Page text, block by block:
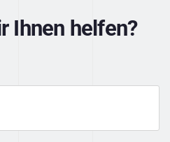
Ihnen helfen?